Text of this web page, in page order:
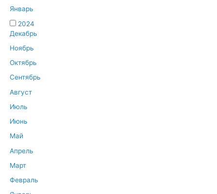
Январь
2024
Декабрь
Ноябрь
Октябрь
Сентябрь
Август
Июль
Июнь
Май
Апрель
Март
Февраль